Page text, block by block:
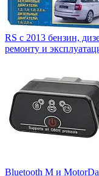
RS с 2013 бензин,
ремонту и
Bluetooth M и